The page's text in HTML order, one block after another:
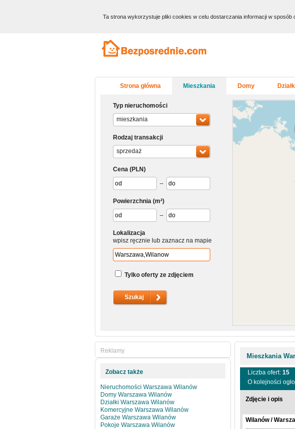
Ta strona wykorzystuje pliki cookies w celu dostarczania informacji w
Strona główna Mieszkania Domy
Typ nieruchomości
mieszkania
Rodzaj transakcji
sprzedaż
Cena (PLN)
–
Powierzchnia (m²)
–
Lokalizacja
wpisz ręcznie lub zaznacz na mapie
Tylko oferty ze zdjęciem
Mieszkania
Liczba ofert: 15
O kolejności
Zdjęcie i opis
Wilanów /
Reklamy
Zobacz także
Nieruchomości Warszawa Wilanów
Domy Warszawa Wilanów
Działki Warszawa Wilanów
Komercyjne Warszawa Wilanów
Garaże Warszawa Wilanów
Pokoje Warszawa Wilanów